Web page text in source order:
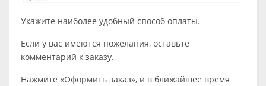
Укажите наиболее удобный способ оплаты.
Если у вас имеются пожелания, оставьте
комментарий к заказу.
Нажмите «Оформить заказ», и в ближайшее время